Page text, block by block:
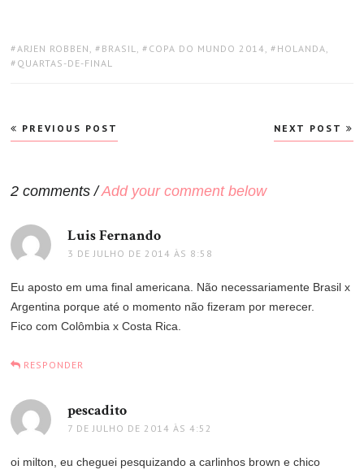
TAGS:
ARJEN ROBBEN , BRASIL , COPA DO MUNDO 2014 , HOLANDA
QUARTAS-DE-FINAL
Navegação
de
PREVIOUS POST NEXT POST
2 comments /Add your comment below
Luis Fernando
3 DE JULHO DE 2014 ÀS 8:58
Eu aposto em uma final americana. Não necessariamente Brasil x
Argentina porque até o momento não fizeram por merecer.
Fico com Colômbia x Costa Rica.
RESPONDER
pescadito
7 DE JULHO DE 2014 ÀS 4:52
oi milton, eu cheguei pesquizando a carlinhos brown e chico